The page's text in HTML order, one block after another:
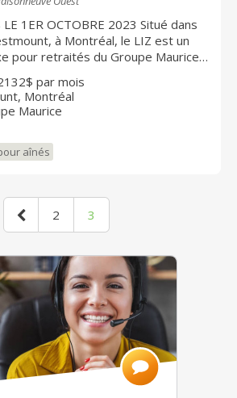
OCTOBRE 2023 Situé dans
à Montréal, le LIZ est un
pour retraités du Groupe Maurice
en le 1er octobre 2023.
sur 10 étages et profite d'un
près de tout: métro
de l'Université McGill
offre 314 luxueux
piscine, plage avec
golf virtuel, toits-terrasses, et
par mois
Montréal
Maurice
aînés
2 3